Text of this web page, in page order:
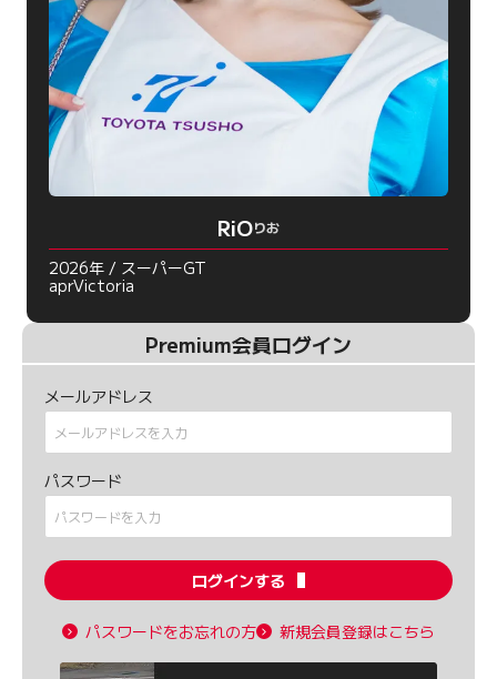
RiOりお
2026年 / スーパーGT
aprVictoria
Premium会員ログイン
メールアドレス
パスワード
ログインする
パスワードをお忘れの方 新規会員登録はこちら